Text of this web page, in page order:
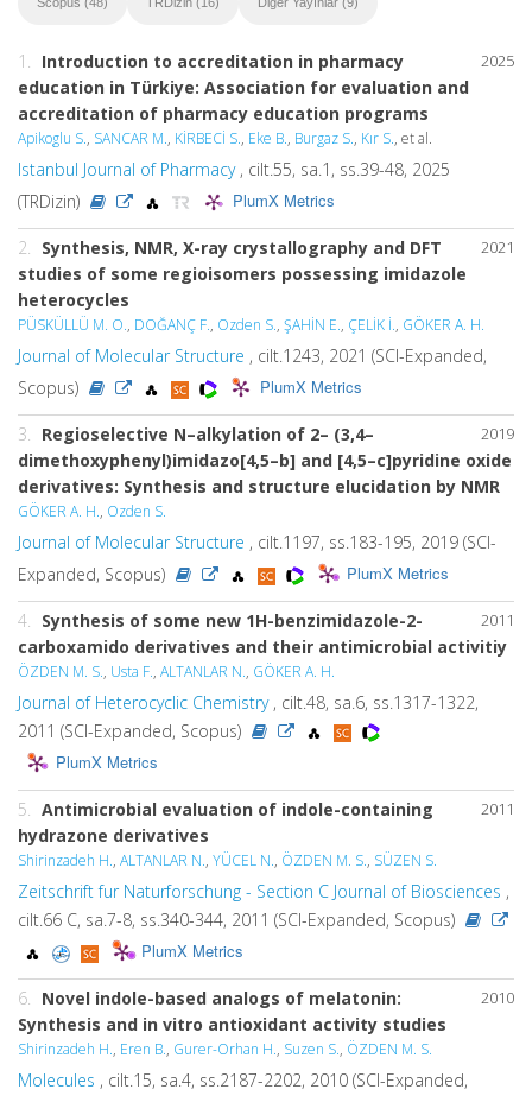
2025
1. Introduction to accreditation in pharmacy
education in Türkiye: Association for evaluation and
accreditation of pharmacy education programs
Apikoglu S., SANCAR M., KİRBECİ S., Eke B., Burgaz S., Kır S., et al.
Istanbul Journal of Pharmacy, cilt.55, sa.1, ss.39-48, 2025
(TRDizin)
PlumX Metrics
2021
2. Synthesis, NMR, X-ray crystallography and DFT
studies of some regioisomers possessing imidazole
heterocycles
PÜSKÜLLÜ M. O., DOĞANÇ F., Ozden S., ŞAHİN E., ÇELİK İ., GÖKER A. H.
Journal of Molecular Structure , cilt.1243, 2021 (SCI-Expanded,
Scopus)
PlumX Metrics
2019
3. Regioselective N–alkylation of 2– (3,4–
dimethoxyphenyl)imidazo[4,5–b] and [4,5–c]pyridine oxide
derivatives: Synthesis and structure elucidation by NMR
GÖKER A. H., Ozden S.
Journal of Molecular Structure , cilt.1197, ss.183-195, 2019 (SCI-
Expanded, Scopus)
PlumX Metrics
2011
4. Synthesis of some new 1H-benzimidazole-2-
carboxamido derivatives and their antimicrobial activitiy
ÖZDEN M. S., Usta F., ALTANLAR N., GÖKER A. H.
Journal of Heterocyclic Chemistry, cilt.48, sa.6, ss.1317-1322,
2011 (SCI-Expanded, Scopus)
PlumX Metrics
2011
5. Antimicrobial evaluation of indole-containing
hydrazone derivatives
Shirinzadeh H., ALTANLAR N., YÜCEL N., ÖZDEN M. S., SÜZEN S.
Zeitschrift fur Naturforschung - Section C Journal of Biosciences ,
cilt.66 C, sa.7-8, ss.340-344, 2011 (SCI-Expanded, Scopus)
PlumX Metrics
2010
6. Novel indole-based analogs of melatonin:
Synthesis and in vitro antioxidant activity studies
Shirinzadeh H., Eren B., Gurer-Orhan H., Suzen S., ÖZDEN M. S.
Molecules , cilt.15, sa.4, ss.2187-2202, 2010 (SCI-Expanded,